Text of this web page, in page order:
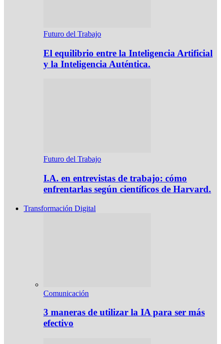
Futuro del Trabajo
El equilibrio entre la Inteligencia Artificial
y la Inteligencia Auténtica.
Futuro del Trabajo
I.A. en entrevistas de trabajo: cómo
enfrentarlas según científicos de Harvard.
Transformación Digital
Comunicación
3 maneras de utilizar la IA para ser más
efectivo